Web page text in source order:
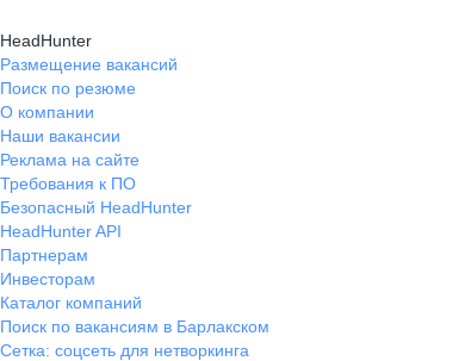
HeadHunter
Размещение вакансий
Поиск по резюме
О компании
Наши вакансии
Реклама на сайте
Требования к ПО
Безопасный HeadHunter
HeadHunter API
Партнерам
Инвесторам
Каталог компаний
Поиск по вакансиям в Барлакском
Сетка: соцсеть для нетворкинга